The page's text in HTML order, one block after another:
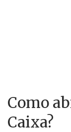
Como
Caixa?